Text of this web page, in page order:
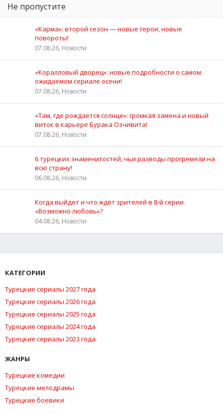
Не пропустите
«Карма»: второй сезон — новые герои, новые
повороты!
07.08.26, Новости
«Коралловый дворец»: новые подробности о самом
ожидаемом сериале осени!
07.08.26, Новости
«Там, где рождается солнце»: громкая замена и новый
виток в карьере Бурака Озчивита!
07.08.26, Новости
6 турецких знаменитостей, чьи разводы прогремели на
всю страну!
06.08.26, Новости
Когда выйдет и что ждёт зрителей в 8-й серии
«Возможно любовь»?
04.08.26, Новости
КАТЕГОРИИ
Турецкие сериалы 2027 года
Турецкие сериалы 2026 года
Турецкие сериалы 2025 года
Турецкие сериалы 2024 года
Турецкие сериалы 2023 года
ЖАНРЫ
Турецкие комедии
Турецкие мелодрамы
Турецкие боевики